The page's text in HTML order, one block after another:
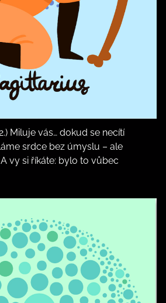
Miluje vás… dokud se necítí
srdce bez úmyslu – ale
vy si říkáte: bylo to vůbec